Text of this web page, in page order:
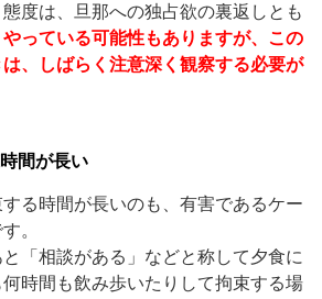
度は、旦那への独占欲の裏返しとも
っている可能性もありますが、この
、しばらく注意深く観察する必要が
間が長い
る時間が長いのも、有害であるケー
。
「相談がある」などと称して夕食に
時間も飲み歩いたりして拘束する場